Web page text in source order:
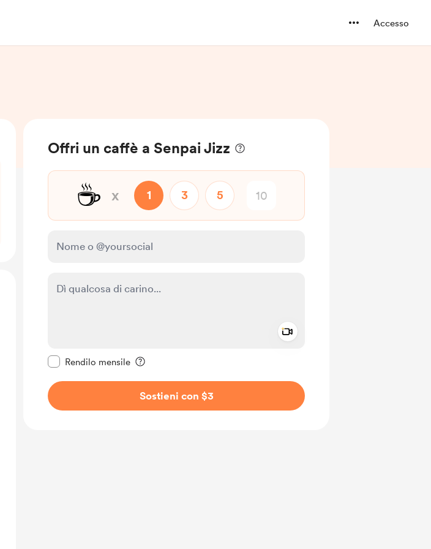
Accesso
Offri un caffè a Senpai Jizz
☕ x 1 3 5
Rendilo mensile
Sostieni con $3